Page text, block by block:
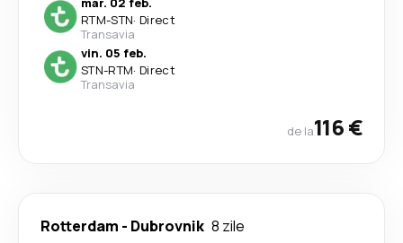
RTM-STN· Direct
Transavia
vin. 05 feb.
STN-RTM· Direct
Transavia
de la116 €
Rotterdam - Dubrovnik 8 zile